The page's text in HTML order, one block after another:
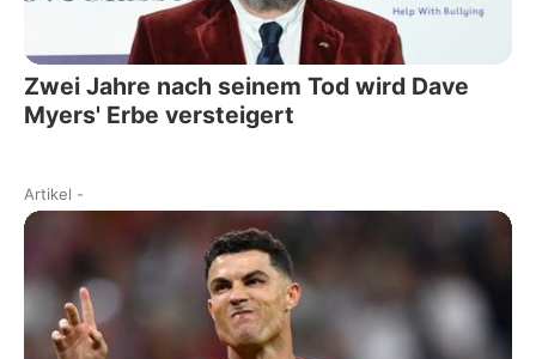
Zwei Jahre nach seinem Tod wird Dave
Myers' Erbe versteigert
Artikel -